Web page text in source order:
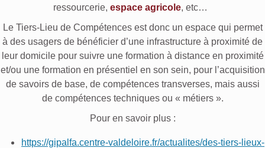
ressourcerie, espace agricole, etc…
Le Tiers-Lieu de Compétences est donc un espace qui permet
à des usagers de bénéficier d’une infrastructure à proximité de
leur domicile pour suivre une formation à distance en proximité
et/ou une formation en présentiel en son sein, pour l’acquisition
de savoirs de base, de compétences transverses, mais aussi
de compétences techniques ou « métiers ».
Pour en savoir plus :
https://gipalfa.centre-valdeloire.fr/actualites/des-tiers-lieux-